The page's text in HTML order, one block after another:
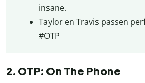
insane.
Taylor en Travis passen
#OTP
2. OTP: On The Phone